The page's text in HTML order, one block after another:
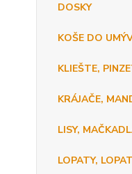
DOSKY
KOŠE DO
KLIEŠTE,
KRÁJAČE,
LISY,
LOPATY,